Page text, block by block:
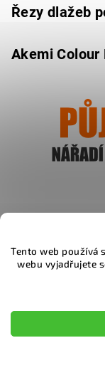
Tento web používá
webu vyjadřujete
Řezy dlažeb
Akemi Colour
Instagram